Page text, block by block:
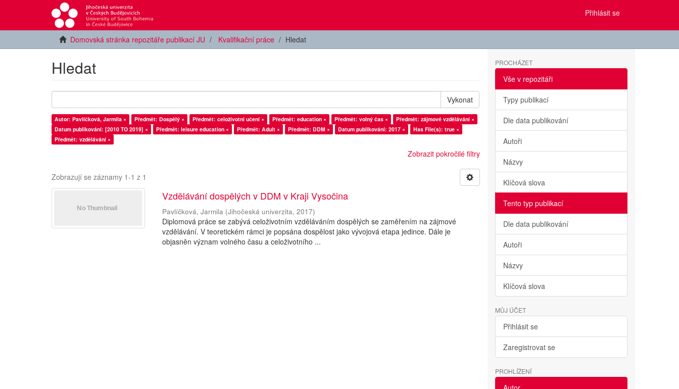
Přihlásit se
Domovská stránka repozitáře publikací JU Kvalifikační práce Hledat
Hledat
Vykonat
Autor: Pavlíčková, Jarmila × Předmět: Dospělý × Předmět: celoživotní učení × Předmět: education × Předmět: volný čas ×
Předmět: zájmové vzdělávání ×
Datum publikování: [2010 TO 2019] ×
Předmět: leisure education × Předmět: Adult × Předmět: DDM × Datum publikování: 2017 ×
Has File(s): true ×
Předmět: vzdělávání ×
Zobrazit pokročilé filtry
Zobrazují se záznamy 1-1 z 1
Vzdělávání dospělých v DDM v Kraji Vysočina
Pavlíčková, Jarmila (Jihočeská univerzita,2017)
Diplomová práce se zabývá celoživotním vzděláváním dospělých se zaměřením na zájmové
vzdělávání. V teoretickém rámci je popsána dospělost jako vývojová etapa jedince. Dále je
objasněn význam volného času a celoživotního ...
PROCHÁZET
Vše v repozitáři
Typy publikací
Dle data publikování
Autoři
Názvy
Klíčová slova
Tento typ publikací
Dle data publikování
Autoři
Názvy
Klíčová slova
MŮJ ÚČET
Přihlásit se
Zaregistrovat se
PROHLÍŽENÍ